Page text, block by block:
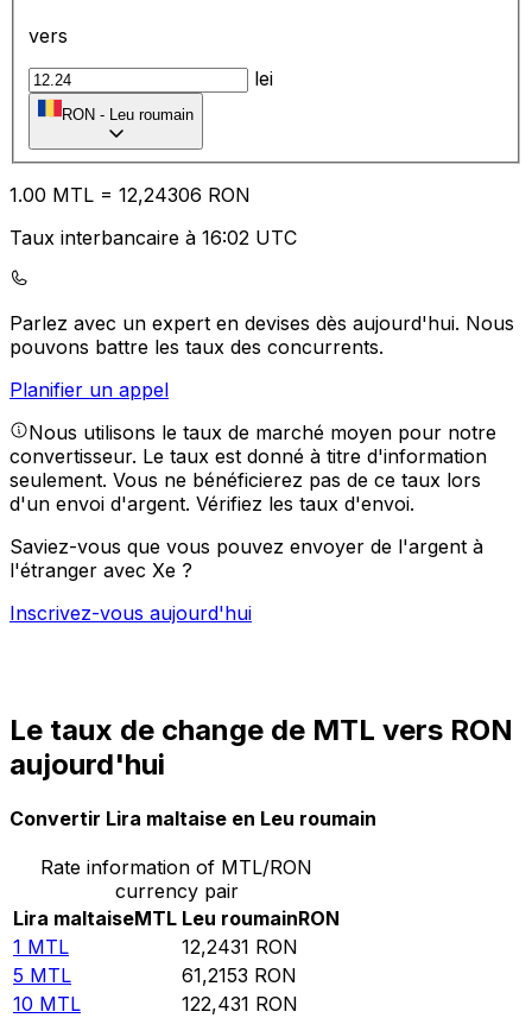
vers
lei
RON - Leu roumain
1.00 MTL = 12,24306 RON
Taux interbancaire à 16:02 UTC
Parlez avec un expert en devises dès aujourd'hui. Nous
pouvons battre les taux des concurrents.
Planifier un appel
Nous utilisons le taux de marché moyen pour notre
convertisseur. Le taux est donné à titre d'information
seulement. Vous ne bénéficierez pas de ce taux lors
d'un envoi d'argent. Vérifiez les taux d'envoi.
Saviez-vous que vous pouvez envoyer de l'argent à
l'étranger avec Xe ?
Inscrivez-vous aujourd'hui
Le taux de change de MTL vers RON
aujourd'hui
Convertir Lira maltaise en Leu roumain
Rate information of MTL/RON
currency pair
Lira maltaiseMTL Leu roumainRON
1 MTL 12,2431 RON
5 MTL 61,2153 RON
10 MTL 122,431 RON